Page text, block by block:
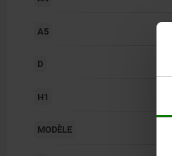
A5
D
H1
MODÈLE